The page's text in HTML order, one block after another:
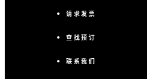
请求发票
查找预订
联系我们